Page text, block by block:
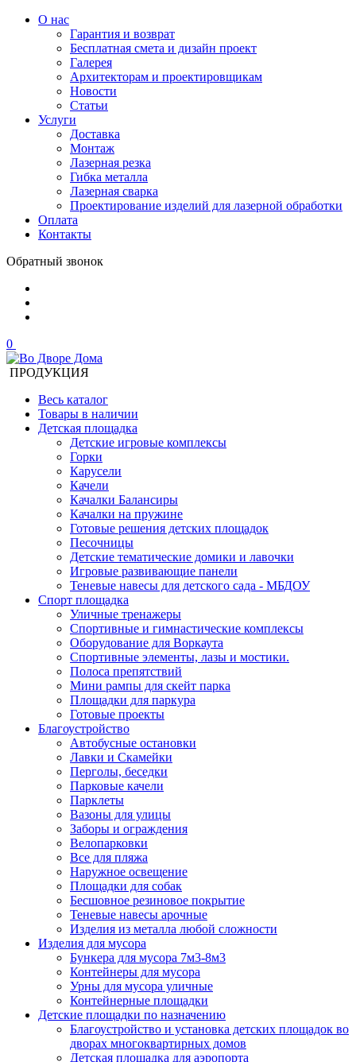
О нас
Гарантия и возврат
Бесплатная смета и дизайн проект
Галерея
Архитекторам и проектировщикам
Новости
Статьи
Услуги
Доставка
Монтаж
Лазерная резка
Гибка металла
Лазерная сварка
Проектирование изделий для лазерной обработки
Оплата
Контакты
Обратный звонок
0
ПРОДУКЦИЯ
Весь каталог
Товары в наличии
Детская площадка
Детские игровые комплексы
Горки
Карусели
Качели
Качалки Балансиры
Качалки на пружине
Готовые решения детских площадок
Песочницы
Детские тематические домики и лавочки
Игровые развивающие панели
Теневые навесы для детского сада - МБДОУ
Спорт площадка
Уличные тренажеры
Спортивные и гимнастические комплексы
Оборудование для Воркаута
Спортивные элементы, лазы и мостики.
Полоса препятствий
Мини рампы для скейт парка
Площадки для паркура
Готовые проекты
Благоустройство
Автобусные остановки
Лавки и Скамейки
Перголы, беседки
Парковые качели
Парклеты
Вазоны для улицы
Заборы и ограждения
Велопарковки
Все для пляжа
Наружное освещение
Площадки для собак
Бесшовное резиновое покрытие
Теневые навесы арочные
Изделия из металла любой сложности
Изделия для мусора
Бункера для мусора 7м3-8м3
Контейнеры для мусора
Урны для мусора уличные
Контейнерные площадки
Детские площадки по назначению
Благоустройство и установка детских площадок во
дворах многоквартирных домов
Детская площадка для аэропорта